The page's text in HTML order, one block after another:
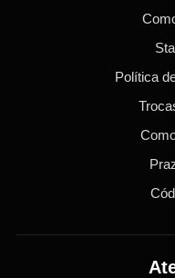
Política